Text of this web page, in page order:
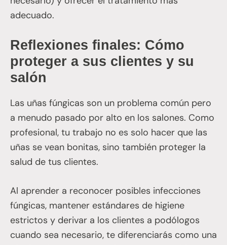
adecuado.
Reflexiones finales: Cómo
proteger a sus clientes y su
salón
Las uñas fúngicas son un problema común pero
a menudo pasado por alto en los salones. Como
profesional, tu trabajo no es solo hacer que las
uñas se vean bonitas, sino también proteger la
salud de tus clientes.
Al aprender a reconocer posibles infecciones
fúngicas, mantener estándares de higiene
estrictos y derivar a los clientes a podólogos
cuando sea necesario, te diferenciarás como una